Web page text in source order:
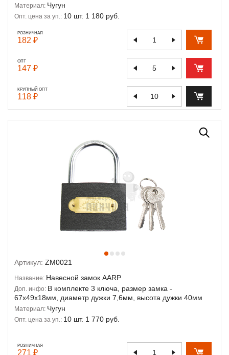
Материал: Чугун
Опт. цена за уп.: 10 шт. 1 180 руб.
РОЗНИЧНАЯ
182 ₽
ОПТ
147 ₽
КРУПНЫЙ ОПТ
118 ₽
Артикул: ZM0021
Название: Навесной замок AARP
Доп. инфо: В комплекте 3 ключа, размер замка -
67х49х18мм, диаметр дужки 7,6мм, высота дужки 40мм
Материал: Чугун
Опт. цена за уп.: 10 шт. 1 770 руб.
РОЗНИЧНАЯ
271 ₽